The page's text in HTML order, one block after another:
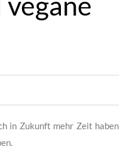
in Zukunft mehr Zeit haben